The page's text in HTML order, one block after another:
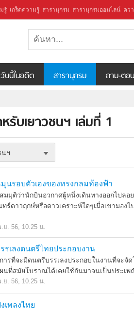
รู้ เกร็ดความรู้ สารานุกรม สารานุกรมออนไลน์ คว
วันนี้ในอดีต สารานุกรม ถาม-ตอบ
รับเยาวชนฯ เล่มที่ 1
นฯ
นรอบตัวเองของทรงกลมท้องฟ้า
ว่านักบินอวกาศผู้หนึ่งเดินทางออกไปลอย
ทร์ดาวฤกษ์หรือดาวเคราะห์ใดๆเมื่อเขามอง
ย. 56, 10.25 น.
รเลงดนตรีไทยประกอบงาน
จะมีดนตรีบรรเลงประกอบในงานที่จะจัด
นที่สมัยโบราณได้เคยใช้กันมาจนเป็นประเ
ย. 56, 10.25 น.
เพลงไทย